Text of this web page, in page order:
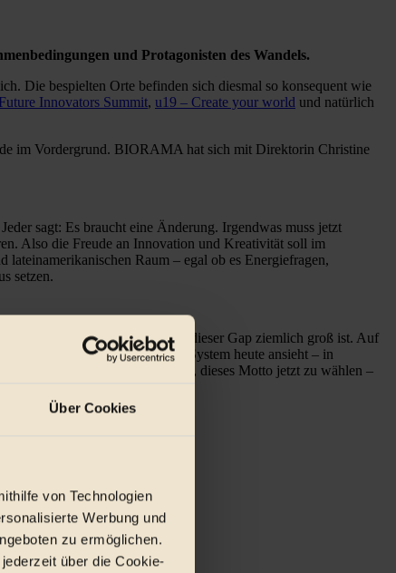
Über Cookies
von Technologien
Werbung und
zu ermöglichen.
über die Cookie-
und Protagonisten des Wandels.
Die bespielten Orte befinden sich diesmal so konsequent wie
Future Innovators Summit, u19 – Create your world und natürlich
im Vordergrund. BIORAMA hat sich mit Direktorin Christine
sagt: Es braucht eine Änderung. Irgendwas muss jetzt
Also die Freude an Innovation und Kreativität soll im
Raum – egal ob es Energiefragen,
setzen.
Thema gekommen, weil dieser Gap ziemlich groß ist. Auf
Wenn man sich unser ganzes System heute ansieht – in
ein richtiger Zeitpunkt ist, dieses Motto jetzt zu wählen –